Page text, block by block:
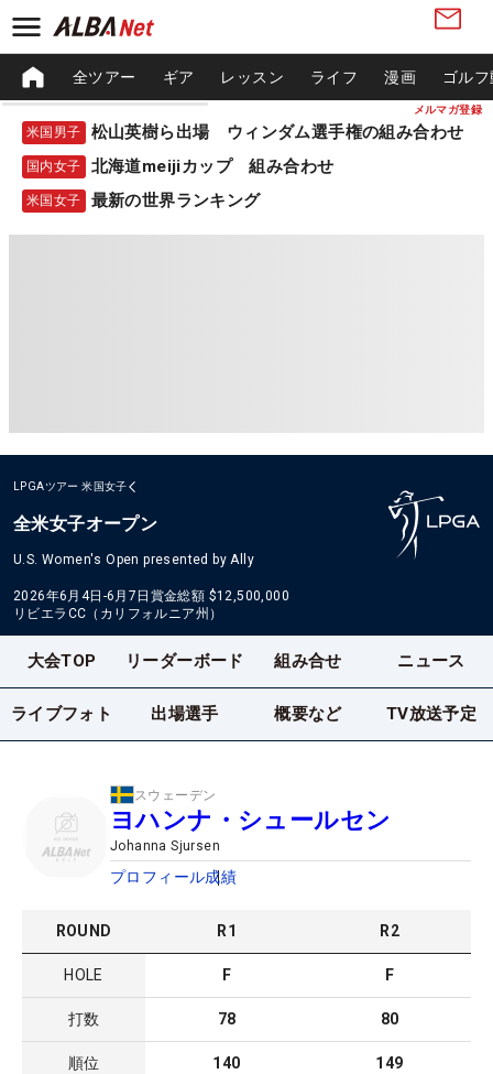
メルマガ登録
全ツアー ギア レッスン ライフ 漫画 ゴル
米国男子 松山英樹ら出場 ウィンダム選手権の組み合わせ
国内女子 北海道meijiカップ 組み合わせ
米国女子 最新の世界ランキング
LPGAツアー 米国女子
全米女子オープン
U.S. Women's Open presented by Ally
2026年6月4日-6月7日 賞金総額 $12,500,000
リビエラCC（カリフォルニア州）
大会TOP リーダーボード 組み合せ ニュース
ライブフォト 出場選手 概要など TV放送予定
スウェーデン
ヨハンナ・シュールセン
Johanna Sjursen
プロフィール成績
ROUND R1 R2
HOLE F F
打数 78 80
順位 140 149